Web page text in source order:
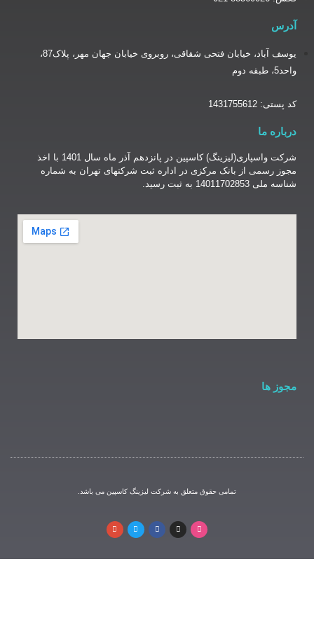
یوسف آباد، خیابان فتحی شقاقی، روبروی خیابان جهان مهر، پلاک87،
شرکت واسپاری(لیزینگ) کاسپین در پانزدهم آذر ماه سال 1401 با اخذ
مرکزی در اداره ثبت شرکتهای تهران به شماره
تمامی حقوق متعلق به شرکت لیزینگ کاسپین می باشد.